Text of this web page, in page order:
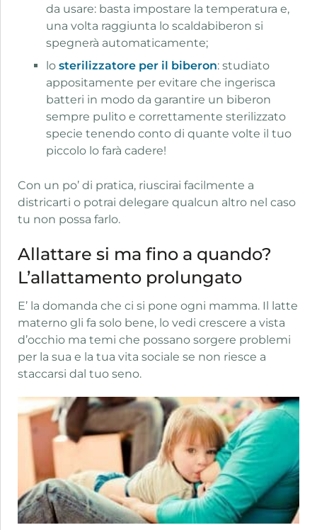
da usare: basta impostare la temperatura e,
una volta raggiunta lo scaldabiberon si
spegnerà automaticamente;
lo sterilizzatore per il biberon: studiato
appositamente per evitare che ingerisca
batteri in modo da garantire un biberon
sempre pulito e correttamente sterilizzato
specie tenendo conto di quante volte il tuo
piccolo lo farà cadere!
Con un po’ di pratica, riuscirai facilmente a
districarti o potrai delegare qualcun altro nel caso
tu non possa farlo.
Allattare si ma fino a quando?
L’allattamento prolungato
E’ la domanda che ci si pone ogni mamma. Il latte
materno gli fa solo bene, lo vedi crescere a vista
d’occhio ma temi che possano sorgere problemi
per la sua e la tua vita sociale se non riesce a
staccarsi dal tuo seno.